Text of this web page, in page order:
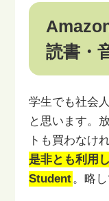
読書・
学生でも社会
と思います。
トも買わなけ
是非とも利用
Student。 略